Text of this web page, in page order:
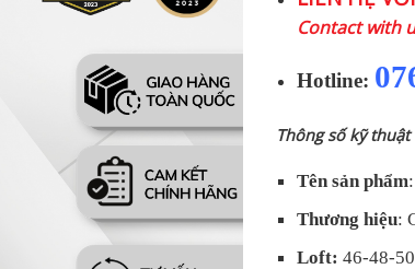
Contact with
Hotline:
Thông số kỹ thuật
Tên sản phẩm
Thương hiệu:
Loft: 46-48-